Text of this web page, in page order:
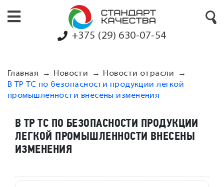
+375 (29) 630-07-54
Главная Новости
Новости отрасли
В ТР ТС по безопасности продукции легкой
промышленности внесены изменения
В ТР ТС ПО БЕЗОПАСНОСТИ ПРОДУКЦИИ
ЛЕГКОЙ ПРОМЫШЛЕННОСТИ ВНЕСЕНЫ
ИЗМЕНЕНИЯ